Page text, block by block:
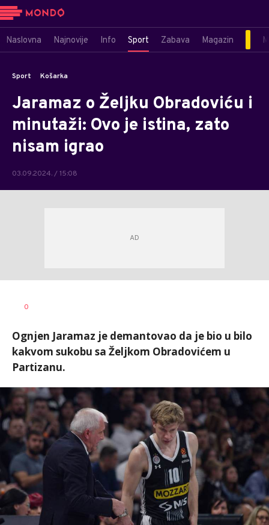
Naslovna Najnovije Info Sport Zabava Magazin
Sport Košarka
Jaramaz o Željku Obradoviću i
minutaži: Ovo je istina, zato
nisam igrao
03.09.2024. / 15:08
0
Ognjen Jaramaz je demantovao da je bio u bilo
kakvom sukobu sa Željkom Obradovićem u
Partizanu.